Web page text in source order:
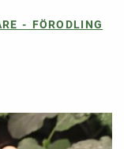
- FÖRODLING